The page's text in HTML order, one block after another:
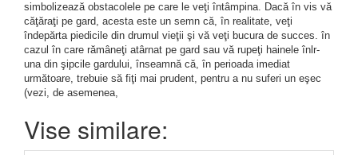
simbolizează obstacolele pe care le veţi întâmpina. Dacă în vis vă
căţăraţi pe gard, acesta este un semn că, în realitate, veţi
îndepărta piedicile din drumul vieţii şi vă veţi bucura de succes. în
cazul în care rămâneţi atârnat pe gard sau vă rupeţi hainele înlr-
una din şipcile gardului, înseamnă că, în perioada imediat
următoare, trebuie să fiţi mai prudent, pentru a nu suferi un eşec
(vezi, de asemenea,
Vise similare: